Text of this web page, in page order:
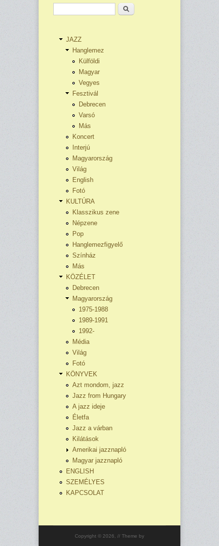
Keresés
JAZZ
Hanglemez
Külföldi
Magyar
Vegyes
Fesztivál
Debrecen
Varsó
Más
Koncert
Interjú
Magyarország
Világ
English
Fotó
KULTÚRA
Klasszikus zene
Népzene
Pop
Hanglemezfigyelő
Színház
Más
KÖZÉLET
Debrecen
Magyarország
1975-1988
1989-1991
1992-
Média
Világ
Fotó
KÖNYVEK
Azt mondom, jazz
Jazz from Hungary
A jazz ideje
Életfa
Jazz a várban
Kilátások
Amerikai jazznapló
Magyar jazznapló
ENGLISH
SZEMÉLYES
KAPCSOLAT
Copyright © 2026, // Theme by